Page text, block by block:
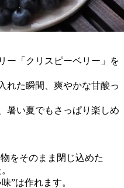
ー「クリスピーベリー」を
れた瞬間、爽やかな甘酸っ
暑い夏でもさっぱり楽しめ
をそのまま閉じ込めた
”は作れます。